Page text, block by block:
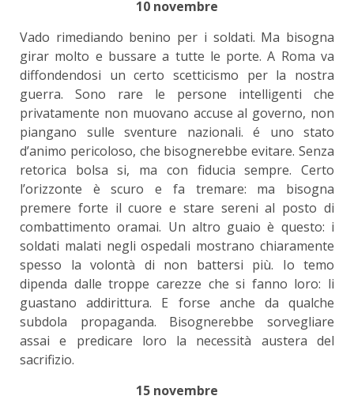
10 novembre
Vado rimediando benino per i soldati. Ma bisogna
girar molto e bussare a tutte le porte. A Roma va
diffondendosi un certo scetticismo per la nostra
guerra. Sono rare le persone intelligenti che
privatamente non muovano accuse al governo, non
piangano sulle sventure nazionali. é uno stato
d’animo pericoloso, che bisognerebbe evitare. Senza
retorica bolsa si, ma con fiducia sempre. Certo
l’orizzonte è scuro e fa tremare: ma bisogna
premere forte il cuore e stare sereni al posto di
combattimento oramai. Un altro guaio è questo: i
soldati malati negli ospedali mostrano chiaramente
spesso la volontà di non battersi più. Io temo
dipenda dalle troppe carezze che si fanno loro: li
guastano addirittura. E forse anche da qualche
subdola propaganda. Bisognerebbe sorvegliare
assai e predicare loro la necessità austera del
sacrifizio.
15 novembre